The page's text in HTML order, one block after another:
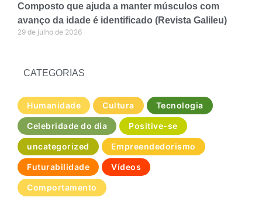
Composto que ajuda a manter músculos com
avanço da idade é identificado (Revista Galileu)
29 de julho de 2026
CATEGORIAS
Humanidade Cultura Tecnologia
Celebridade do dia Positive-se
uncategorized Empreendedorismo
Futurabilidade Vídeos
Comportamento